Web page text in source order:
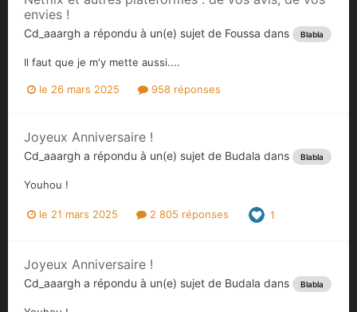
envies !
Cd_aaargh a répondu à un(e) sujet de Foussa dans Blabla
Il faut que je m'y mette aussi....
le 26 mars 2025 958 réponses
Joyeux Anniversaire !
Cd_aaargh a répondu à un(e) sujet de Budala dans Blabla
Youhou !
le 21 mars 2025 2 805 réponses 1
Joyeux Anniversaire !
Cd_aaargh a répondu à un(e) sujet de Budala dans Blabla